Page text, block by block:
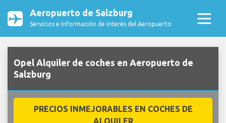
Aeropuerto de Salzburg
Servicios e Información de interés del Aeropuerto
Opel Alquiler de coches en Aeropuerto de
Salzburg
PRECIOS INMEJORABLES EN COCHES DE
ALQUILER